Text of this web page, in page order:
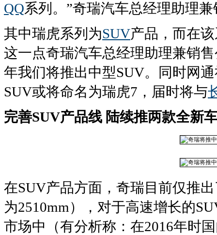
QQ系列。”奇瑞汽车总经理助理
其中瑞虎系列为SUV产品，而在
这一点奇瑞汽车总经理助理兼销
年我们将推出中型SUV。同时网
SUV或将命名为瑞虎7，届时将与
完善SUV产品线 陆续推两款全新
在SUV产品方面，奇瑞目前仅推
为2510mm），对于高速增长的
市场中（有分析称：在2016年时